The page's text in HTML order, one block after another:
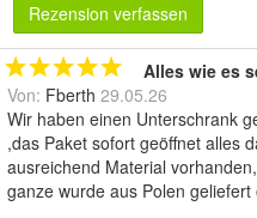
Rezension verfassen
Alles wie es
Von: Fberth 29.05.26
Wir haben einen Unterschrank
,das Paket sofort geöffnet alles
ausreichend Material
ganze wurde aus Polen